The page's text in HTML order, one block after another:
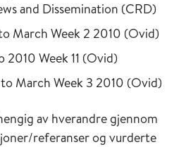
and Dissemination (CRD)
March Week 2 2010 (Ovid)
2010 Week 11 (Ovid)
March Week 3 2010 (Ovid)
av hverandre gjennom
referanser og vurderte